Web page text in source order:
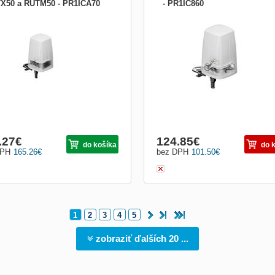
a RUTM50 - PR1ICA70
Dosah Max 4,5 dBi VSWR <
Impedance 50 Ohm Typ a počet
4x SMA samec ANTÉNA GNSS
165.26€
€ do košíka
- PR1IC860
3800 MHz Polarizace Vertikální Typ
radiačního vzoru Všesměrový Dosah
Maximálně 4 dBi VSWR < 2,00
50 Ohm Typ a počet konektorů 2x
101.50€
bez DPH
124.85€ do
1 2 3 4 5
zobraziť ďalších 20 ...